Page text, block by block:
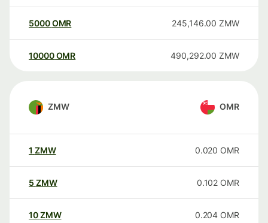
5000OMR 245,146.00 ZMW
10000 OMR 490,292.00 ZMW
ZMW OMR
1 ZMW 0.020 OMR
5 ZMW 0.102 OMR
10ZMW 0.204 OMR